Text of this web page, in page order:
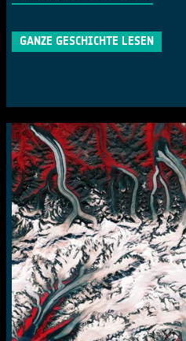
GANZE GESCHICHTE LESEN